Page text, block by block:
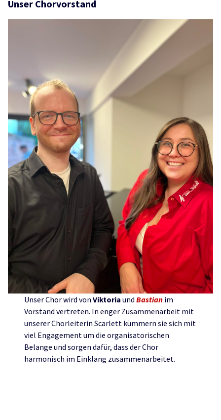
Unser Chorvorstand
Unser Chor wird vonViktoria undBastian im
Vorstand vertreten. In enger Zusammenarbeit mit
unserer Chorleiterin Scarlett kümmern sie sich mit
viel Engagement um die organisatorischen
Belange und sorgen dafür, dass der Chor
harmonisch im Einklang zusammenarbeitet.